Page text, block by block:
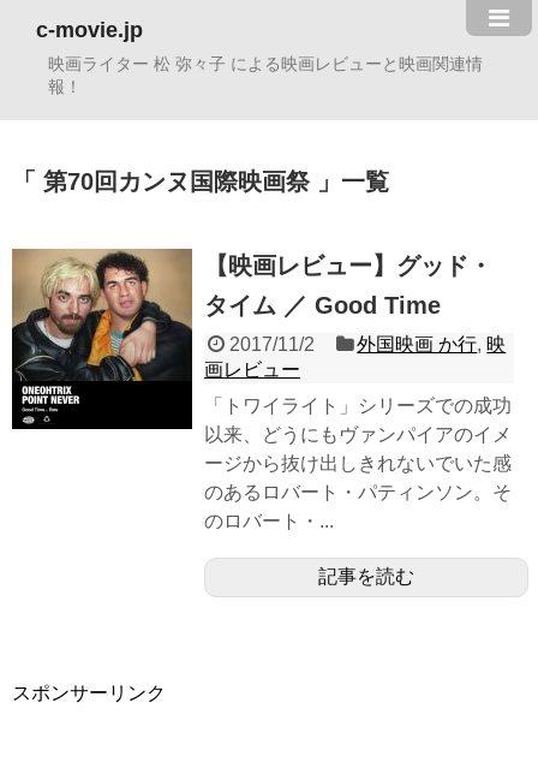
c-movie.jp
映画ライター 松 弥々子 による映画レビューと映画関連情
報！
第70回カンヌ国際映画祭 一覧
【映画レビュー】グッド・
タイム ／ Good Time
2017/11/2 外国映画 か行, 映
画レビュー
「トワイライト」シリーズでの成功
以来、どうにもヴァンパイアのイメ
ージから抜け出しきれないでいた感
のあるロバート・パティンソン。そ
のロバート・...
記事を読む
スポンサーリンク